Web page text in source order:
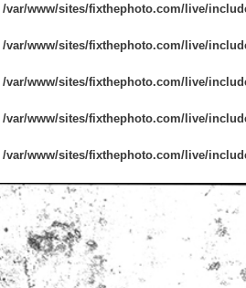
/var/www/sites/fixthephoto.com/live/
/var/www/sites/fixthephoto.com/live/
/var/www/sites/fixthephoto.com/live/
/var/www/sites/fixthephoto.com/live/
/var/www/sites/fixthephoto.com/live/